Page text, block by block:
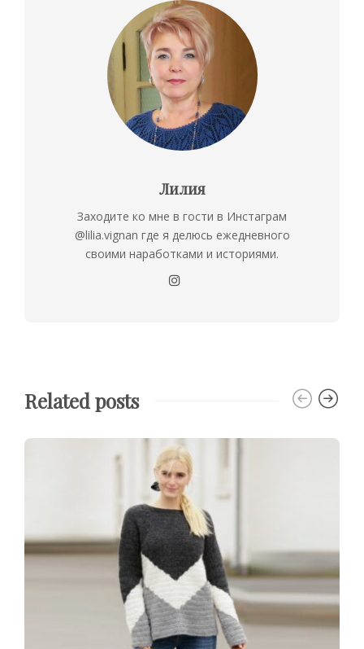
Лилия
Заходите ко мне в гости в Инстаграм
@lilia.vignan где я делюсь ежедневного
своими наработками и историями.
Related posts